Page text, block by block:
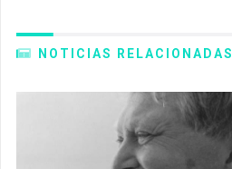
NOTICIAS RELACIONADAS